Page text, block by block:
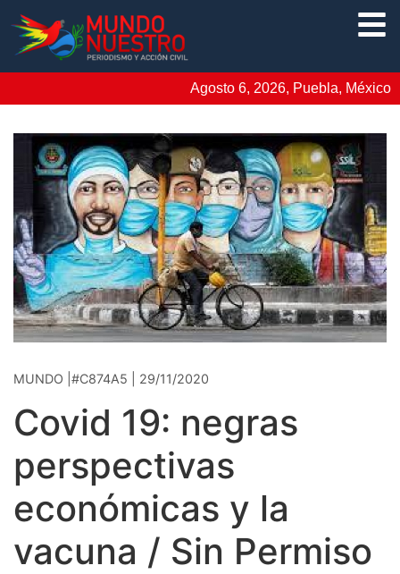
Agosto 6, 2026, Puebla, México
MUNDO |#C874A5 | 29/11/2020
Covid 19: negras
perspectivas
económicas y la
vacuna / Sin Permiso